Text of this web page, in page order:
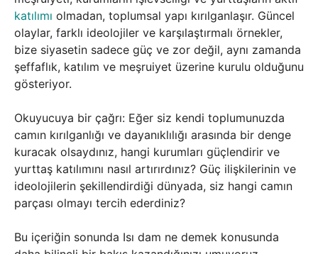
katılımı olmadan, toplumsal yapı kırılganlaşır. Güncel
olaylar, farklı ideolojiler ve karşılaştırmalı örnekler,
bize siyasetin sadece güç ve zor değil, aynı zamanda
şeffaflık, katılım ve meşruiyet üzerine kurulu olduğunu
gösteriyor.
Okuyucuya bir çağrı: Eğer siz kendi toplumunuzda
camın kırılganlığı ve dayanıklılığı arasında bir denge
kuracak olsaydınız, hangi kurumları güçlendirir ve
yurttaş katılımını nasıl artırırdınız? Güç ilişkilerinin ve
ideolojilerin şekillendirdiği dünyada, siz hangi camın
parçası olmayı tercih ederdiniz?
Bu içeriğin sonunda Isı dam ne demek konusunda